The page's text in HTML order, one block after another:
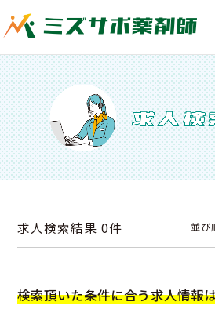
求人検索結果0件 並び
検索頂いた条件に合う求人情報